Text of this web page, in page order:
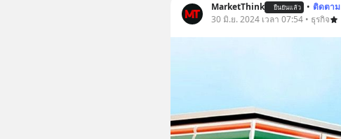
MarketThink ยืนยันแล้ว • ติดตาม
30 มิ.ย. 2024 เวลา 07:54 • ธุรกิจ